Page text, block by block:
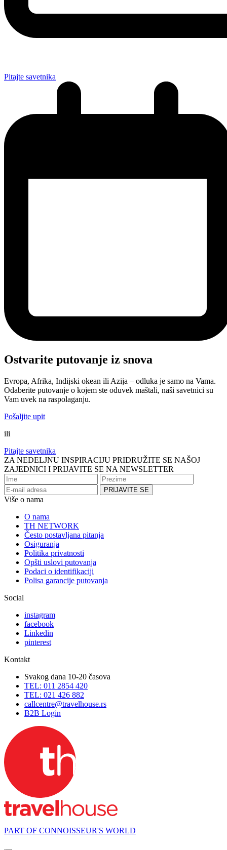
Pitajte savetnika
Ostvarite putovanje iz snova
Evropa, Afrika, Indijski okean ili Azija – odluka je samo na Vama.
Odaberite putovanje o kojem ste oduvek maštali, naši savetnici su
Vam uvek na raspolaganju.
Pošaljite upit
ili
Pitajte savetnika
ZA NEDELJNU INSPIRACIJU PRIDRUŽITE SE NAŠOJ
ZAJEDNICI I PRIJAVITE SE NA NEWSLETTER
Više o nama
O nama
TH NETWORK
Često postavljana pitanja
Osiguranja
Politika privatnosti
Opšti uslovi putovanja
Podaci o identifikaciji
Polisa garancije putovanja
Social
instagram
facebook
Linkedin
pinterest
Kontakt
Svakog dana 10-20 časova
TEL: 011 2854 420
TEL: 021 426 882
callcentre@travelhouse.rs
B2B Login
PART OF CONNOISSEUR'S WORLD